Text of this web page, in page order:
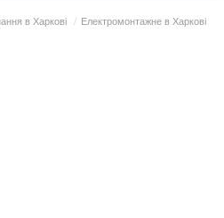
в Харкові / Електромонтажне в Харкові